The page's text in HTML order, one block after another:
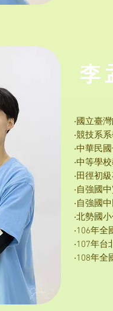
‧國立臺
‧競技系
‧中華民
‧中等學
‧田徑初
‧自強國
‧自強國
‧北勢國
‧106年
‧107年
‧108年
李